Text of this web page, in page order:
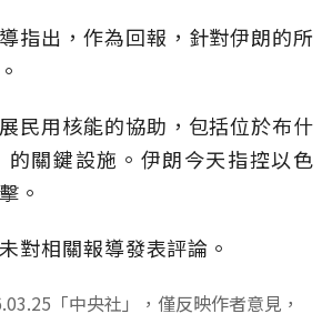
指出，作為回報，針對伊朗的所
民用核能的協助，包括位於布什
關鍵設施。伊朗今天指控以色
。
對相關報導發表評論。
「中央社」，僅反映作者意見，